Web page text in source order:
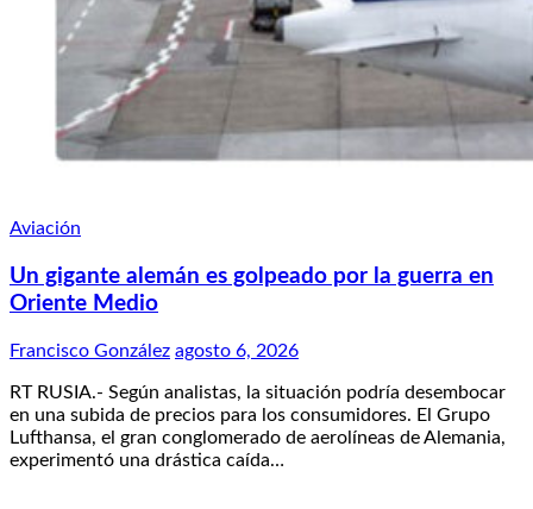
Aviación
Un gigante alemán es golpeado por la guerra en
Oriente Medio
Francisco González agosto 6, 2026
RT RUSIA.- Según analistas, la situación podría desembocar
en una subida de precios para los consumidores. El Grupo
Lufthansa, el gran conglomerado de aerolíneas de Alemania,
experimentó una drástica caída…